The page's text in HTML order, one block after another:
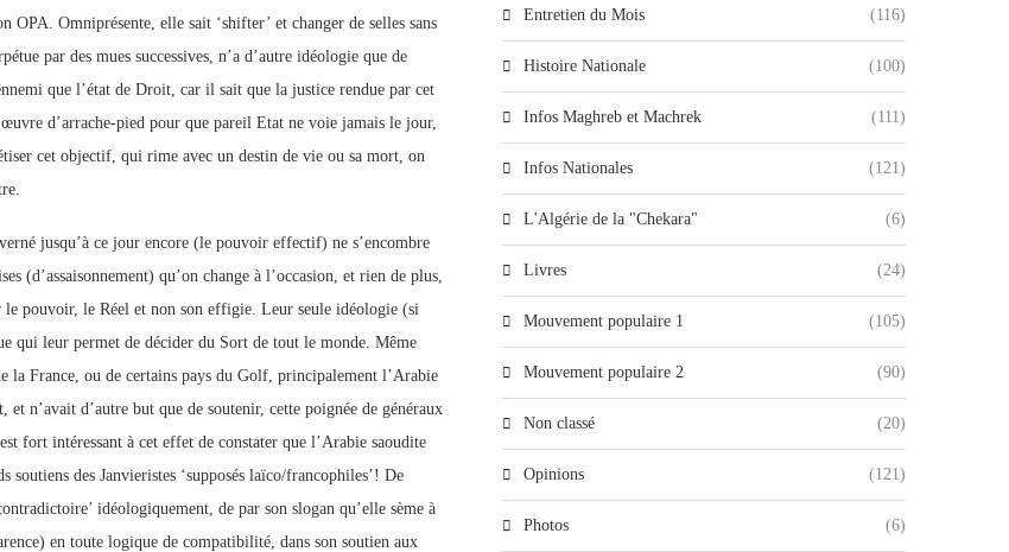
Omniprésente, elle sait ‘shifter’ et changer de selles sans
par des mues successives, n’a d’autre idéologie que de
que l’état de Droit, car il sait que la justice rendue par cet
d’arrache-pied pour que pareil Etat ne voie jamais le jour,
cet objectif, qui rime avec un destin de vie ou sa mort, on
jusqu’à ce jour encore (le pouvoir effectif) ne s’encombre
(d’assaisonnement) qu’on change à l’occasion, et rien de plus,
pouvoir, le Réel et non son effigie. Leur seule idéologie (si
qui leur permet de décider du Sort de tout le monde. Même
la France, ou de certains pays du Golf, principalement l’Arabie
n’avait d’autre but que de soutenir, cette poignée de généraux
fort intéressant à cet effet de constater que l’Arabie saoudite
soutiens des Janvieristes ‘supposés laïco/francophiles’! De
idéologiquement, de par son slogan qu’elle sème à
en toute logique de compatibilité, dans son soutien aux
Entretien du Mois (116)
Histoire Nationale (100)
Infos Maghreb et Machrek (111)
Infos Nationales (121)
L'Algérie de la "Chekara" (6)
Livres (24)
Mouvement populaire 1 (105)
Mouvement populaire 2 (90)
Non classé (20)
Opinions (121)
Photos (6)